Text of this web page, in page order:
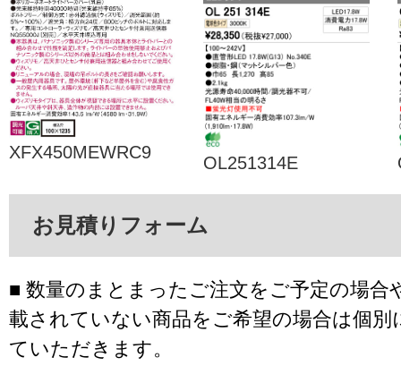
XFX450MEWRC9
OL251314E
お見積りフォーム
■ 数量のまとまったご注文をご予定の場合
載されていない商品をご希望の場合は個別
ていただきます。